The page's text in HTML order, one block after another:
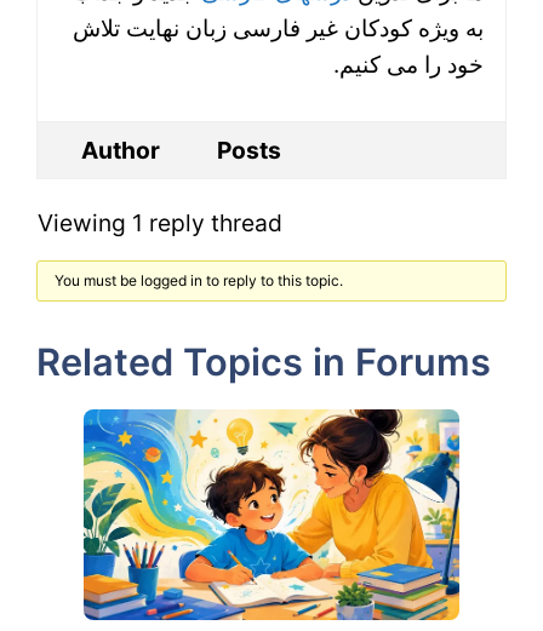
به ویژه کودکان غیر فارسی زبان نهایت تلاش
خود را می کنیم.
Author Posts
Viewing 1 reply thread
You must be logged in to reply to this topic.
Related Topics in Forums